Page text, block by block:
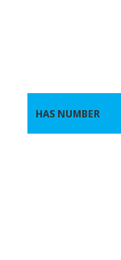
HAS NUMBER